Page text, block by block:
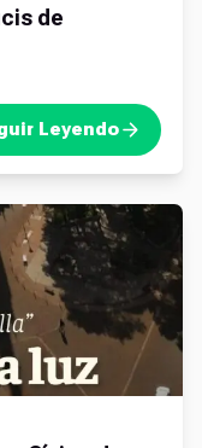
de
Leyendo